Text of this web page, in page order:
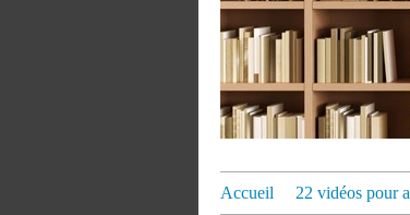
Accueil 22 vidéos pour